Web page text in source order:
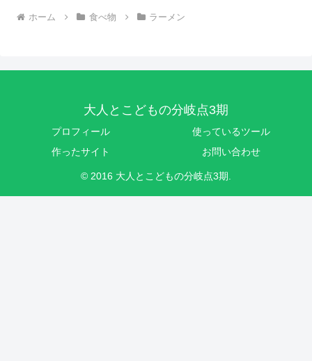
ホーム 食べ物 ラーメン
大人とこどもの分岐点3期
プロフィール
使っているツール
作ったサイト
お問い合わせ
© 2016 大人とこどもの分岐点3期.